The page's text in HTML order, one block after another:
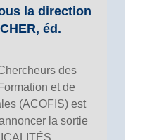
la direction
éd.
des
et de
(ACOFIS) est
la sortie